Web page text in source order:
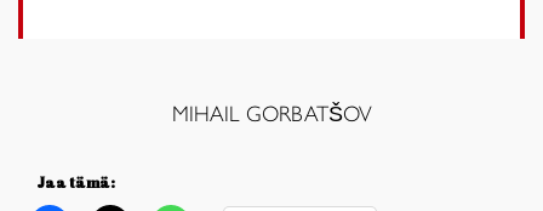
MIHAIL GORBATŠOV
Jaa tämä: